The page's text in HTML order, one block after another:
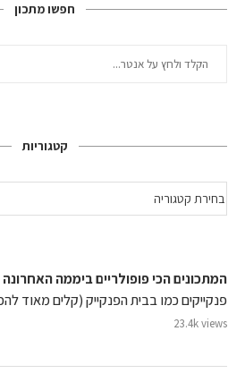
חפשו מתכון
קטגוריות
המתכונים הכי פופולריים ביממה האחרונה
פנקייקים כמו בבית הפנקייק (קלים מאוד
23.4k views